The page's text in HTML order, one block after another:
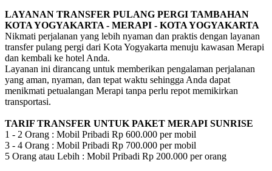
LAYANAN TRANSFER PULANG PERGI TAMBAHAN
KOTA YOGYAKARTA - MERAPI - KOTA YOGYAKARTA
Nikmati perjalanan yang lebih nyaman dan praktis dengan layanan
transfer pulang pergi dari Kota Yogyakarta menuju kawasan Merapi
dan kembali ke hotel Anda.
Layanan ini dirancang untuk memberikan pengalaman perjalanan
yang aman, nyaman, dan tepat waktu sehingga Anda dapat
menikmati petualangan Merapi tanpa perlu repot memikirkan
transportasi.
TARIF TRANSFER UNTUK PAKET MERAPI SUNRISE
1 - 2 Orang : Mobil Pribadi Rp 600.000 per mobil
3 - 4 Orang : Mobil Pribadi Rp 700.000 per mobil
5 Orang atau Lebih : Mobil Pribadi Rp 200.000 per orang